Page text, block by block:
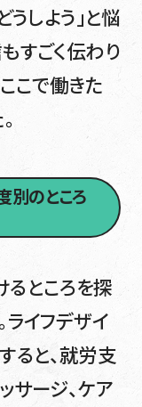
うしよう」と悩
すごく伝わり
こで働きた
別のところ
ところを探
イフデザイ
ると、就労支
サージ、ケア